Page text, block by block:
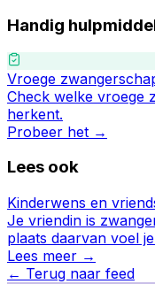
Handig
Vroege
Check welke vroege
herkent.
Probeer het →
Lees ook
Kinderwens en
Je vriendin is
plaats daarvan voel
Lees meer →
← Terug naar feed